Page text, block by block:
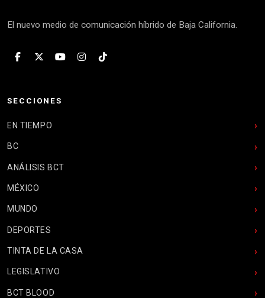
El nuevo medio de comunicación híbrido de Baja California.
SECCIONES
EN TIEMPO
BC
ANÁLISIS BCT
MÉXICO
MUNDO
DEPORTES
TINTA DE LA CASA
LEGISLATIVO
BCT BLOOD